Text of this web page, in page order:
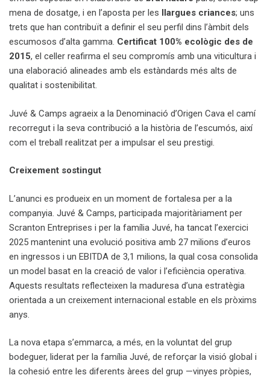
mena de dosatge, i en l’aposta per les llargues criances; uns
trets que han contribuït a definir el seu perfil dins l’àmbit dels
escumosos d’alta gamma. Certificat 100% ecològic des de
2015, el celler reafirma el seu compromís amb una viticultura i
una elaboració alineades amb els estàndards més alts de
qualitat i sostenibilitat.
Juvé & Camps agraeix a la Denominació d’Origen Cava el camí
recorregut i la seva contribució a la història de l’escumós, així
com el treball realitzat per a impulsar el seu prestigi.
Creixement sostingut
L’anunci es produeix en un moment de fortalesa per a la
companyia. Juvé & Camps, participada majoritàriament per
Scranton Entreprises i per la família Juvé, ha tancat l’exercici
2025 mantenint una evolució positiva amb 27 milions d’euros
en ingressos i un EBITDA de 3,1 milions, la qual cosa consolida
un model basat en la creació de valor i l’eficiència operativa.
Aquests resultats reflecteixen la maduresa d’una estratègia
orientada a un creixement internacional estable en els pròxims
anys.
La nova etapa s’emmarca, a més, en la voluntat del grup
bodeguer, liderat per la família Juvé, de reforçar la visió global i
la cohesió entre les diferents àrees del grup —vinyes pròpies,